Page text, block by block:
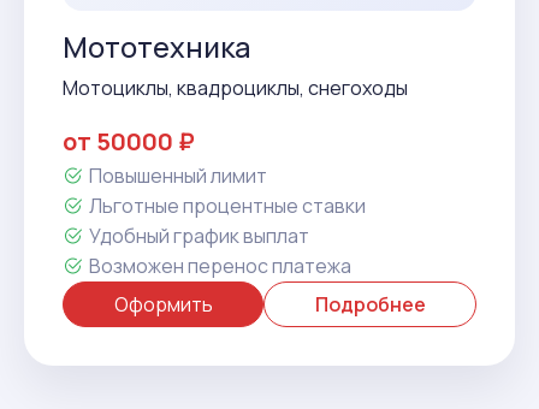
Мототехника
Мотоциклы, квадроциклы, снегоходы
от 50000 ₽
Повышенный лимит
Льготные процентные ставки
Удобный график выплат
Возможен перенос платежа
Оформить
Подробнее